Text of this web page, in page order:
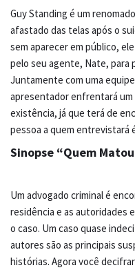
Guy Standing é um
afastado das telas após o
sem aparecer em público,
pelo seu agente, Nate, para
Juntamente com uma
apresentador enfrentará um
existência, já que terá de
pessoa a quem entrevistará
Sinopse “Quem
Um advogado criminal é
residência e as autoridades
o caso. Um caso quase
autores são as principais
histórias. Agora você